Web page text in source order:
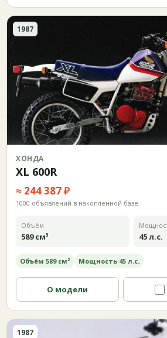
1987
ХОНДА
XL 600R
≈ 244 387 ₽
1000 объявлений в накопленной базе
Объём
589 см³ 45 л.с.
Объём 589 см³ Мощность 45 л.с.
О модели
1987